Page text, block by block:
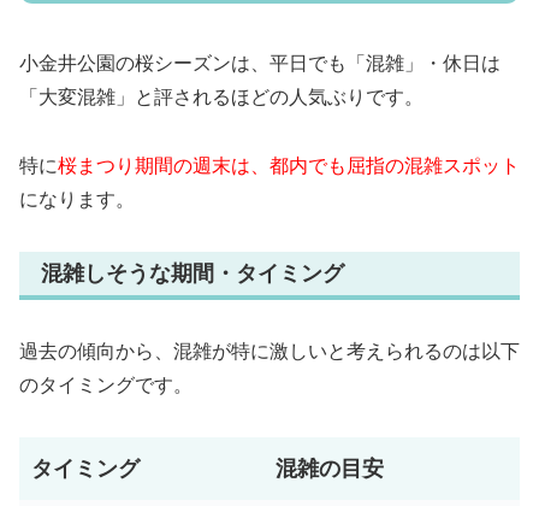
小金井公園の桜シーズンは、平日でも「混雑」・休日は
「大変混雑」と評されるほどの人気ぶりです。
特に桜まつり期間の週末は、都内でも屈指の混雑スポット
になります。
混雑しそうな期間・タイミング
過去の傾向から、混雑が特に激しいと考えられるのは以下
のタイミングです。
タイミング 混雑の目安